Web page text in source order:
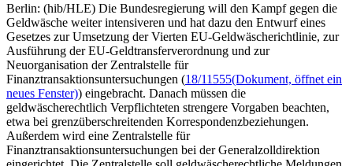
Berlin: (hib/HLE) Die Bundesregierung will den Kampf gegen die
Geldwäsche weiter intensiveren und hat dazu den Entwurf eines
Gesetzes zur Umsetzung der Vierten EU-Geldwäscherichtlinie, zur
Ausführung der EU-Geldtransferverordnung und zur
Neuorganisation der Zentralstelle für
Finanztransaktionsuntersuchungen (18/11555(Dokument, öffnet ein
neues Fenster)) eingebracht. Danach müssen die
geldwäscherechtlich Verpflichteten strengere Vorgaben beachten,
etwa bei grenzüberschreitenden Korrespondenzbeziehungen.
Außerdem wird eine Zentralstelle für
Finanztransaktionsuntersuchungen bei der Generalzolldirektion